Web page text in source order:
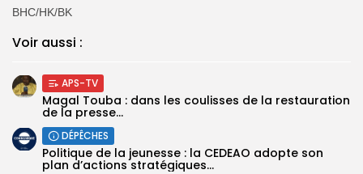
‎BHC/HK/BK
Voir aussi :
APS-TV
Magal Touba : dans les coulisses de la restauration
de la presse...
DÉPÊCHES
Politique de la jeunesse : la CEDEAO adopte son
plan d’actions stratégiques...